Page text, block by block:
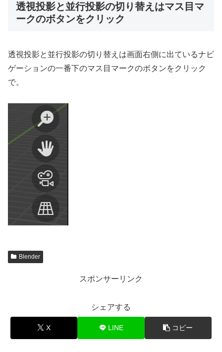
透視投影と並行投影の切り替えはマス目マ
ークのボタンをクリック
透視投影と並行投影の切り替えは画面右側に出ているナビ
ゲーションの一番下のマス目マークのボタンをクリック
で。
Blender
スポンサーリンク
シェアする
X LINE コピー